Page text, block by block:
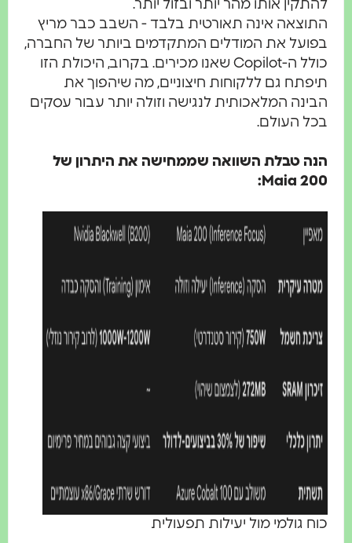
להתקין אותו מהר יותר ובזול יותר.
התוצאה אינה תאורטית בלבד - השבב כבר מריץ
בפועל את המודלים המתקדמים ביותר של החברה,
כולל ה-Copilot שאנו מכירים. בקרוב, היכולת הזו
תיפתח גם ללקוחות חיצוניים, מה שיהפוך את
הבינה המלאכותית לנגישה וזולה יותר עבור עסקים
בכל העולם.
הנה טבלת השוואה שממחישה את היתרון של
Maia 200:
כוח גולמי מול יעילות תפעולית